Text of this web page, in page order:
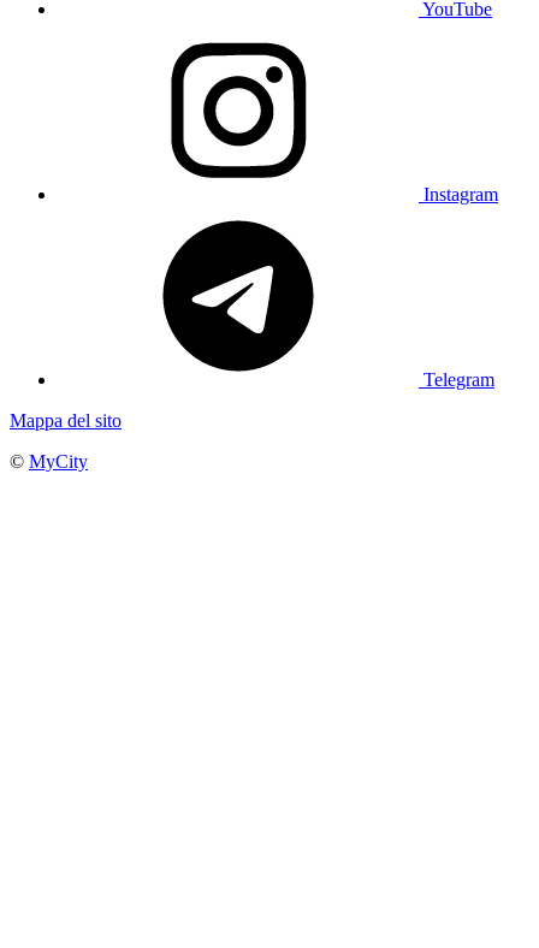
YouTube
Instagram
Telegram
Mappa del sito
© MyCity